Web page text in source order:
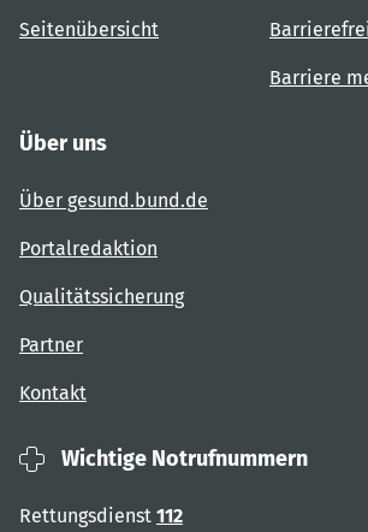
Seitenübersicht
Barriere
Über uns
Über gesund.bund.de
Portalredaktion
Qualitätssicherung
Partner
Kontakt
Wichtige Notrufnummern
Rettungsdienst 112